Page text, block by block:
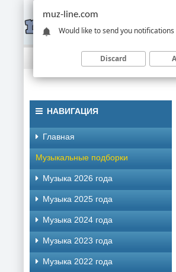
Скачать музыку торрентом
НАВИГАЦИЯ
Главная
Музыкальные подборки
Музыка 2026 года
Музыка 2025 года
Музыка 2024 года
Музыка 2023 года
Музыка 2022 года
muz-line.com
Would like to send you notifications
Discard